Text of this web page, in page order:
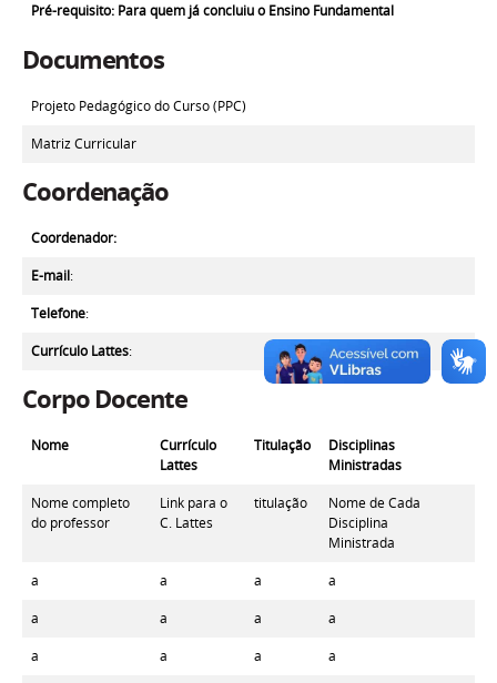
Pré-requisito: Para quem já concluiu o Ensino Fundamental
Documentos
Projeto Pedagógico do Curso (PPC)
Matriz Curricular
Coordenação
Coordenador:
E-mail:
Telefone:
Currículo Lattes:
Corpo Docente
Nome
Currículo
Lattes
Titulação
Disciplinas
Ministradas
Nome completo
do professor
Link para o
C. Lattes
titulação
Nome de Cada
Disciplina
Ministrada
a
a a
a
a
a a
a
a
a a
a